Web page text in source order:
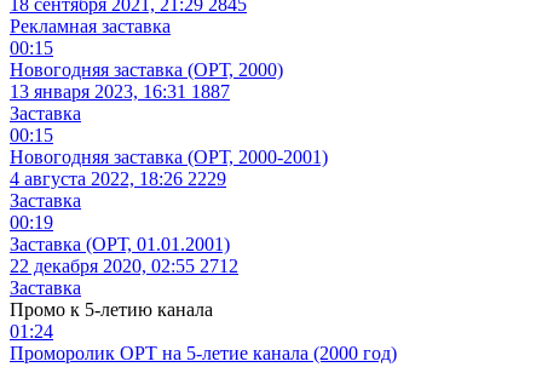
Рекламная заставка
00:15
Новогодняя заставка (ОРТ, 2000)
13 января 2023, 16:31 1887
Заставка
00:15
Новогодняя заставка (ОРТ, 2000-2001)
4 августа 2022, 18:26 2229
Заставка
00:19
Заставка (ОРТ, 01.01.2001)
22 декабря 2020, 02:55 2712
Заставка
Промо к 5-летию канала
01:24
Проморолик ОРТ на 5-летие канала (2000 год)